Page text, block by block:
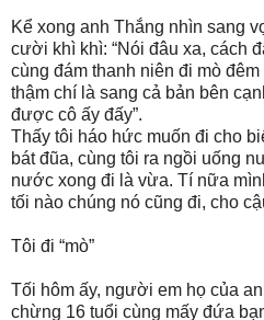
Kể xong anh Thắng nhìn sang
cười khì khì: “Nói đâu xa, cách
cùng đám thanh niên đi mò
thậm chí là sang cả bản bên
được cô ấy đấy”.
Thấy tôi háo hức muốn đi cho
bát đũa, cùng tôi ra ngồi uống
nước xong đi là vừa. Tí nữa
tối nào chúng nó cũng đi, cho
Tôi đi “mò”
Tối hôm ấy, người em họ của
chừng 16 tuổi cùng mấy đứa